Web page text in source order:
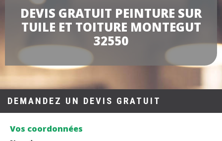
DEVIS GRATUIT PEINTURE SUR
TUILE ET TOITURE MONTEGUT
32550
DEMANDEZ UN DEVIS GRATUIT
Vos coordonnées